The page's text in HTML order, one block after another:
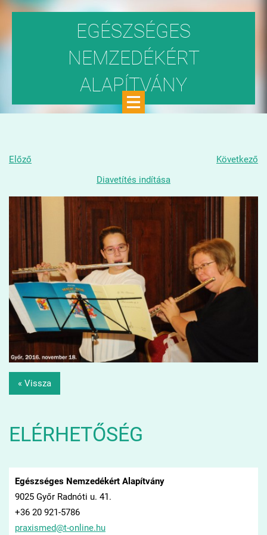
EGÉSZSÉGES
NEMZEDÉKÉRT
ALAPÍTVÁNY
Előző
Következő
Diavetítés indítása
« Vissza
ELÉRHETŐSÉG
Egészséges Nemzedékért Alapítvány
9025 Győr Radnóti u. 41.
+36 20 921-5786
praxismed@t-online.hu